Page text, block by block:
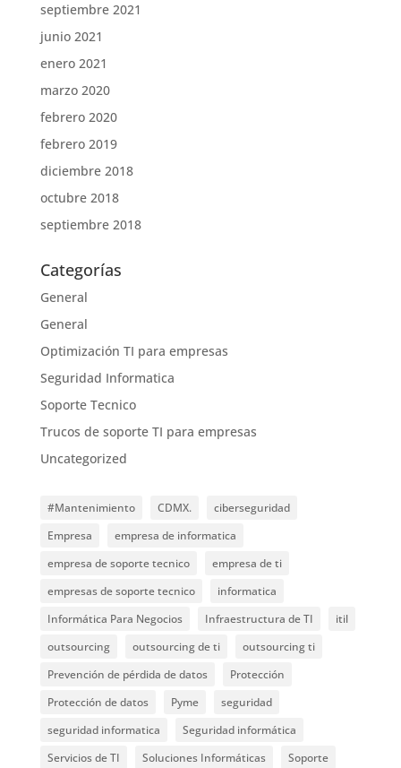
septiembre 2021
junio 2021
enero 2021
marzo 2020
febrero 2020
febrero 2019
diciembre 2018
octubre 2018
septiembre 2018
Categorías
General
General
Optimización TI para empresas
Seguridad Informatica
Soporte Tecnico
Trucos de soporte TI para empresas
Uncategorized
#Mantenimiento CDMX.
ciberseguridad
Empresa
empresa de informatica
empresa de soporte tecnico
empresa de ti
empresas de soporte tecnico
informatica
Informática Para Negocios
Infraestructura de TI
itil
outsourcing
outsourcing de ti
outsourcing ti
Prevención de pérdida de datos
Protección
Protección de datos
Pyme
seguridad
seguridad informatica
Seguridad informática
Servicios de TI
Soluciones Informáticas
Soporte